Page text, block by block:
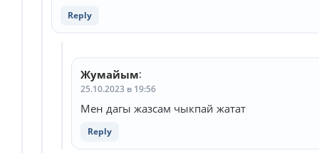
Reply
Жумайым:
25.10.2023 в 19:56
Мен дагы жазсам чыкпай жатат
Reply